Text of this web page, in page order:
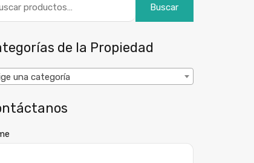
Buscar
de la Propiedad
una categoría